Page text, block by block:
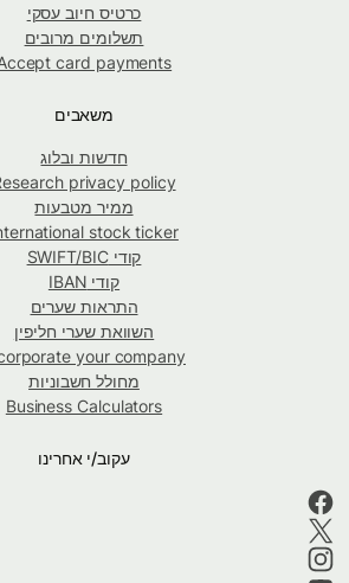
כרטיס חיוב עסקי
תשלומים מרובים
Accept card payments
משאבים
חדשות ובלוג
Research privacy policy
ממיר מטבעות
International stock ticker
קודי SWIFT/BIC
קודי IBAN
התראות שערים
השוואת שערי חליפין
Incorporate your company
מחולל חשבוניות
Business Calculators
עקוב/י אחרינו